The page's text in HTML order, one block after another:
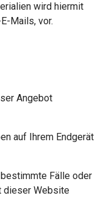
wird hiermit
Mails, vor.
Angebot
auf Ihrem Endgerät
Fälle oder
dieser Website